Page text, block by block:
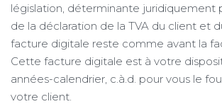
législation, déterminante juridiquement
de la déclaration de la TVA du client et
facture digitale reste comme avant la
Cette facture digitale est à votre
années-calendrier, c.à.d. pour vous le
votre client.